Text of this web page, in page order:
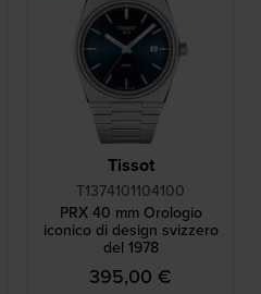
Tissot
T1374101104100
PRX 40 mm Orologio
iconico di design svizzero
del 1978
395,00 €